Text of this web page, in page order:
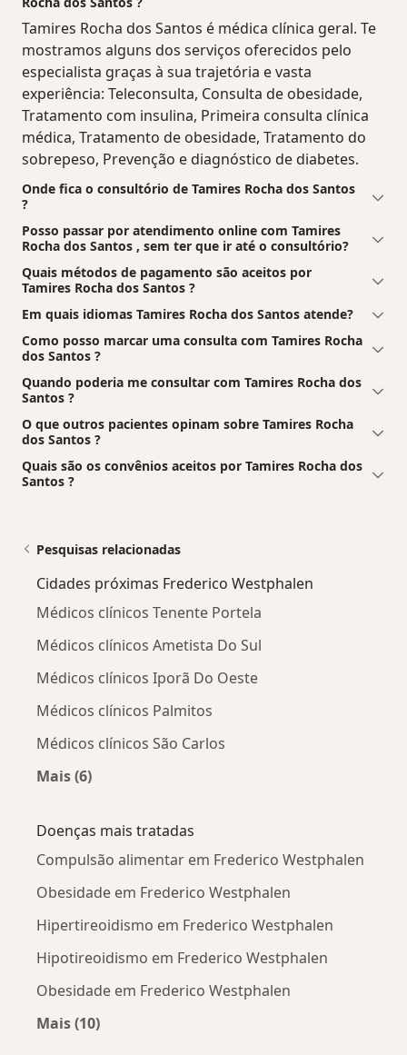
Tamires Rocha dos Santos é médica clínica geral. Te
mostramos alguns dos serviços oferecidos pelo
especialista graças à sua trajetória e vasta
experiência: Teleconsulta, Consulta de obesidade,
Tratamento com insulina, Primeira consulta clínica
médica, Tratamento de obesidade, Tratamento do
sobrepeso, Prevenção e diagnóstico de diabetes.
Onde fica o consultório de Tamires Rocha dos Santos
?
Posso passar por atendimento online com Tamires
Rocha dos Santos , sem ter que ir até o consultório?
Quais métodos de pagamento são aceitos por
Tamires Rocha dos Santos ?
Em quais idiomas Tamires Rocha dos Santos atende?
Como posso marcar uma consulta com Tamires Rocha
dos Santos ?
Quando poderia me consultar com Tamires Rocha dos
Santos ?
O que outros pacientes opinam sobre Tamires Rocha
dos Santos ?
Quais são os convênios aceitos por Tamires Rocha dos
Santos ?
Pesquisas relacionadas
Cidades próximas Frederico Westphalen
Médicos clínicos Tenente Portela
Médicos clínicos Ametista Do Sul
Médicos clínicos Iporã Do Oeste
Médicos clínicos Palmitos
Médicos clínicos São Carlos
Mais (6)
Doenças mais tratadas
Compulsão alimentar em Frederico Westphalen
Obesidade em Frederico Westphalen
Hipertireoidismo em Frederico Westphalen
Hipotireoidismo em Frederico Westphalen
Obesidade em Frederico Westphalen
Mais (10)